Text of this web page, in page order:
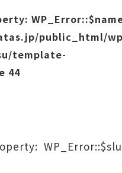
public_html/
template-
44